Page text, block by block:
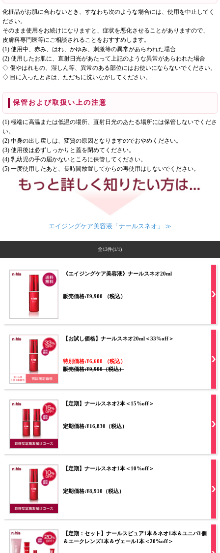
化粧品がお肌に合わないとき、すなわち次のような場合には、使用を中止してく
ださい。
そのまま使用をお続けになりますと、症状を悪化させることがありますので、
皮膚科専門医等にご相談されることをおすすめします。
(1) 使用中、赤み、はれ、かゆみ、刺激等の異常があらわれた場合
(2) 使用したお肌に、直射日光があたって上記のような異常があらわれた場合
◇ 傷やはれもの、湿しん等、異常のある部位にはお使いにならないでください。
◇ 目に入ったときは、ただちに洗いながしてください。
保管および取扱い上の注意
(1) 極端に高温または低温の場所、直射日光のあたる場所には保管しないでくださ
い。
(2) 中身の出し戻しは、変質の原因となりますのでおやめください。
(3) 使用後は必ずしっかりと蓋を閉めてください。
(4) 乳幼児の手の届かないところに保管してください。
(5) 一度使用したあと、長時間放置してからの再使用はしないでください。
エイジングケア美容液「ナールスネオ」 ≫
全13件(1/1)
《エイジングケア美容液》ナールスネオ20ml
販売価格:¥9,900 （税込）
【お試し価格】ナールスネオ20ml＜33%off＞
特別価格:¥6,600 （税込）
販売価格:¥9,900（税込）
【定期】ナールスネオ2本＜15%off＞
定期価格:¥16,830（税込）
【定期】ナールスネオ1本＜10%off＞
定期価格:¥8,910（税込）
【定期：セット】ナールスピュア1本＆ネオ1本＆ユニバ1個
＆エークレンズ1本＆ヴェール1本＜20%off＞